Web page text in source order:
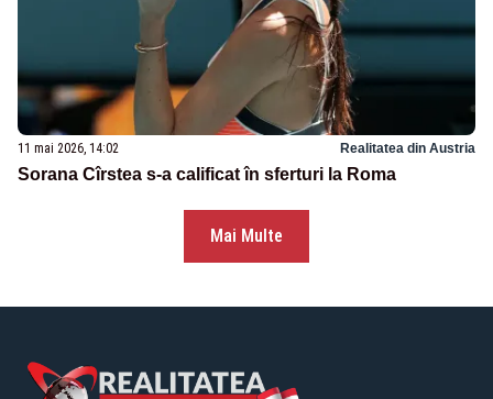
11 mai 2026, 14:02 Realitatea din Austria
Sorana Cîrstea s-a calificat în sferturi la Roma
Mai Multe